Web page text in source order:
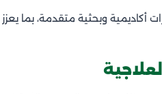
أكاديمية وبحثية متقدمة، بما يعزز